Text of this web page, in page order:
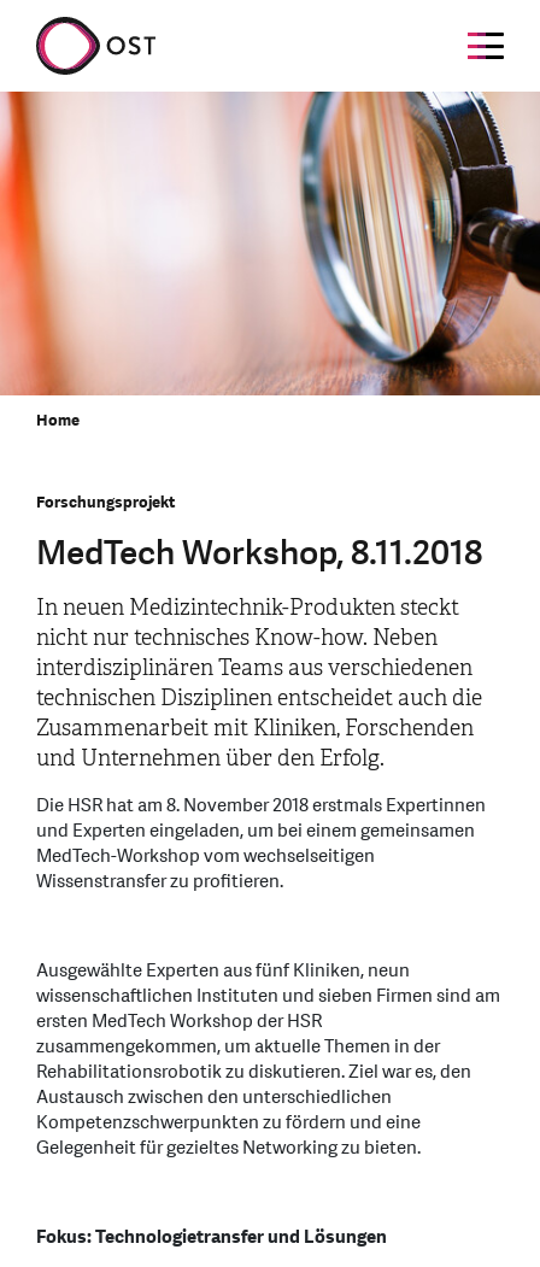
Home
Forschungsprojekt
MedTech Workshop, 8.11.2018
In neuen Medizintechnik-Produkten steckt
nicht nur technisches Know-how. Neben
interdisziplinären Teams aus verschiedenen
technischen Disziplinen entscheidet auch die
Zusammenarbeit mit Kliniken, Forschenden
und Unternehmen über den Erfolg.
Die HSR hat am 8. November 2018 erstmals Expertinnen
und Experten eingeladen, um bei einem gemeinsamen
MedTech-Workshop vom wechselseitigen
Wissenstransfer zu profitieren.
Ausgewählte Experten aus fünf Kliniken, neun
wissenschaftlichen Instituten und sieben Firmen sind am
ersten MedTech Workshop der HSR
zusammengekommen, um aktuelle Themen in der
Rehabilitationsrobotik zu diskutieren. Ziel war es, den
Austausch zwischen den unterschiedlichen
Kompetenzschwerpunkten zu fördern und eine
Gelegenheit für gezieltes Networking zu bieten.
Fokus: Technologietransfer und Lösungen